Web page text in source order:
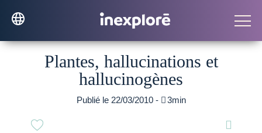
Plantes, hallucinations et
hallucinogènes
Publié le 22/03/2010 - 3min
